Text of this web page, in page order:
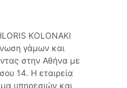
KOLONAKI
γάμων και
στην Αθήνα με
14. Η εταιρεία
υπηρεσιών και